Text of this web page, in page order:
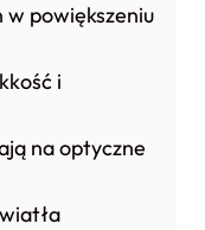
w powiększeniu
i
na optyczne